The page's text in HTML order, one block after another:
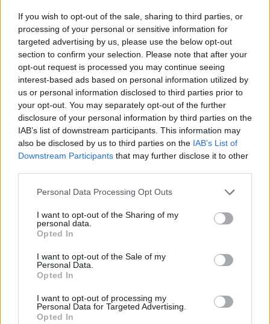
If you wish to opt-out of the sale, sharing to third parties, or
processing of your personal or sensitive information for
targeted advertising by us, please use the below opt-out
section to confirm your selection. Please note that after your
opt-out request is processed you may continue seeing
interest-based ads based on personal information utilized by
us or personal information disclosed to third parties prior to
your opt-out. You may separately opt-out of the further
disclosure of your personal information by third parties on the
IAB’s list of downstream participants. This information may
also be disclosed by us to third parties on the IAB’s List of
Downstream Participants that may further disclose it to other
Personal Data Processing Opt Outs
I want to opt-out of the Sharing of my
personal data.
Opted In
I want to opt-out of the Sale of my
Personal Data.
Opted In
I want to opt-out of processing my
Personal Data for Targeted Advertising.
Opted In
gyönyörű színeket képesek megjeleníteni. A
Forza Horizon 5-öt próbáltam ki és tényleg
nagyon intenzív, mély színeket kaptam,
pedig sikerült épp egy nagyobb
homokvihar közepére kocsikáznom.
GALÉRIA
Kattints a galéria megtekintéséhez!